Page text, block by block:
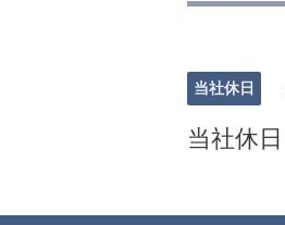
当社休日
当社休日